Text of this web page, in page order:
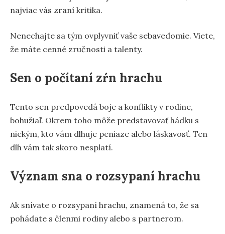
najviac vás zraní kritika.
Nenechajte sa tým ovplyvniť vaše sebavedomie. Viete,
že máte cenné zručnosti a talenty.
Sen o počítaní zŕn hrachu
Tento sen predpovedá boje a konflikty v rodine,
bohužiaľ. Okrem toho môže predstavovať hádku s
niekým, kto vám dlhuje peniaze alebo láskavosť. Ten
dlh vám tak skoro nesplatí.
Význam sna o rozsypaní hrachu
Ak snívate o rozsypaní hrachu, znamená to, že sa
pohádate s členmi rodiny alebo s partnerom.